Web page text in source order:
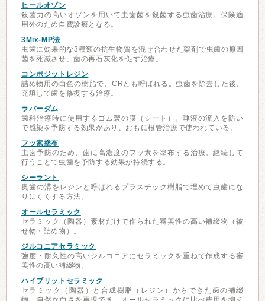
ヒールオゾン
殺菌力の高いオゾンを用いて虫歯菌を殺菌する虫歯治療。保険適
用外のため自費診療となる。
3Mix-MP法
虫歯に効果的な3種類の抗生物質を混ぜ合わせた薬剤で虫歯の原因
菌を死滅させ、歯の再石灰化を促す治療。
コンポジットレジン
詰め物用の白色の樹脂で、CRとも呼ばれる。虫歯を除去した後、
充填して歯を修復する治療。
ラバーダム
歯科治療時に使用するゴム製の膜（シート）。唾液の流入を防い
で感染を予防する効果があり、おもに根管治療で使われている。
フッ素塗布
虫歯予防のため、歯に高濃度のフッ素を塗布する治療。継続して
行うことで虫歯を予防する効果が持続する。
シーラント
奥歯の溝をレジンと呼ばれるプラスチック樹脂で埋めて虫歯にな
りにくくする方法。
オールセラミック
セラミック（陶器）素材だけで作られた審美性の高い補綴物（被
せ物・詰め物）。
ジルコニアセラミック
強度・耐久性の高いジルコニアにセラミックを重ねて作成する審
美性の高い補綴物。
ハイブリットセラミック
セラミック（陶器）と合成樹脂（レジン）からできた歯の補綴